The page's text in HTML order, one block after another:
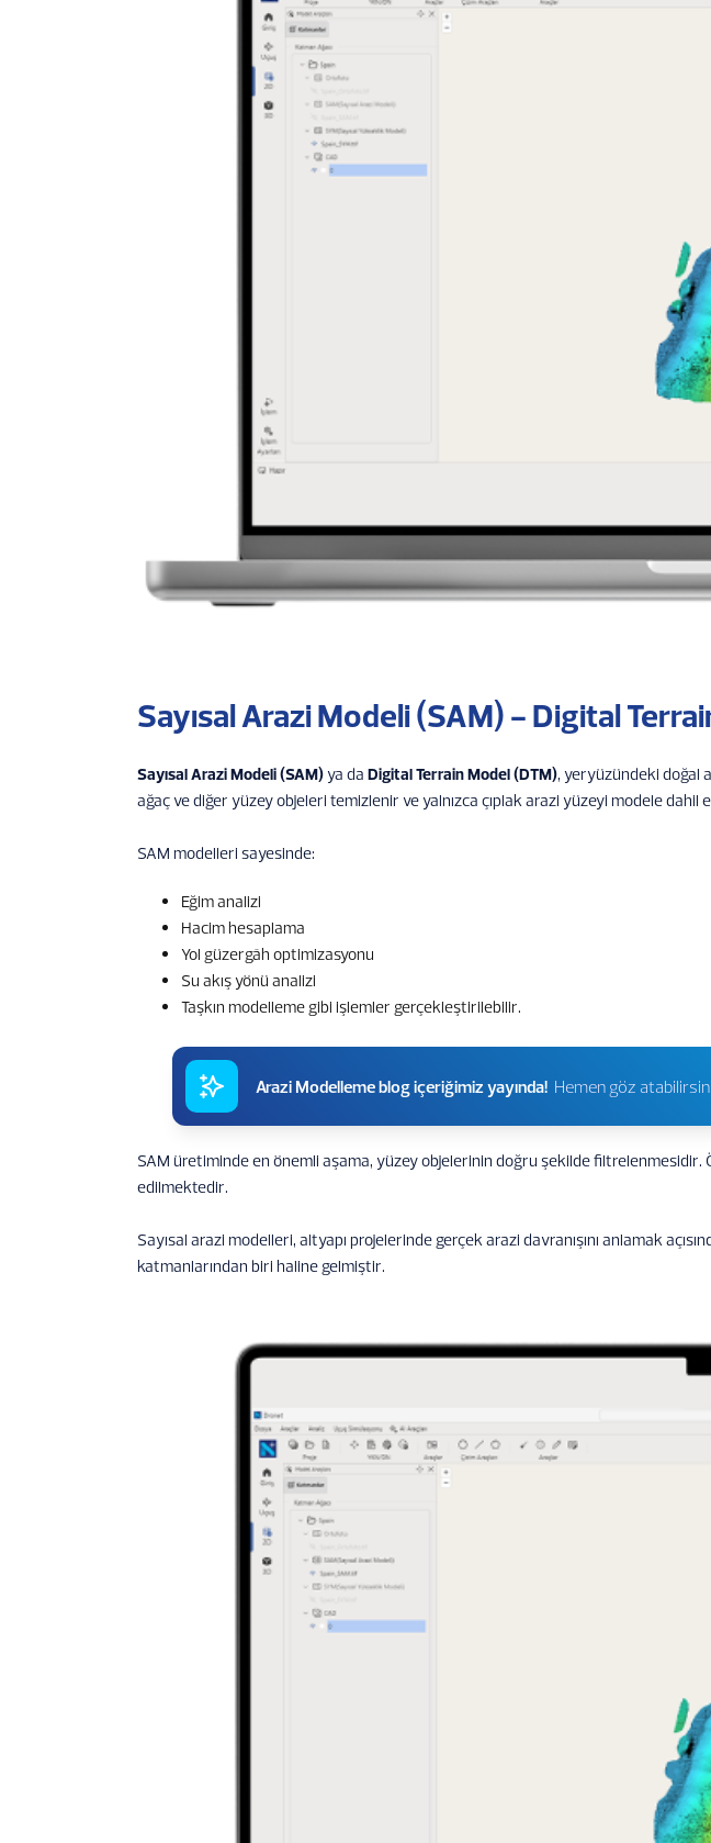
Sayısal Arazi Modeli (SAM) - Digital
Sayısal Arazi Modeli (SAM)ya da Digital Terrain Model (DTM), yeryüzündeki doğal
ağaç ve diğer yüzey objeleri temizlenir ve yalnızca çıplak arazi yüzeyi modele
SAM modelleri sayesinde:
Eğim analizi
Hacim hesaplama
Yol güzergâh optimizasyonu
Su akış yönü analizi
Taşkın modelleme gibi işlemler gerçekleştirilebilir.
Arazi Modelleme blog içeriğimiz yayında! Hemen göz
SAM üretiminde en önemli aşama, yüzey objelerinin doğru şekilde
edilmektedir.
Sayısal arazi modelleri, altyapı projelerinde gerçek arazi davranışını anlamak
katmanlarından biri haline gelmiştir.